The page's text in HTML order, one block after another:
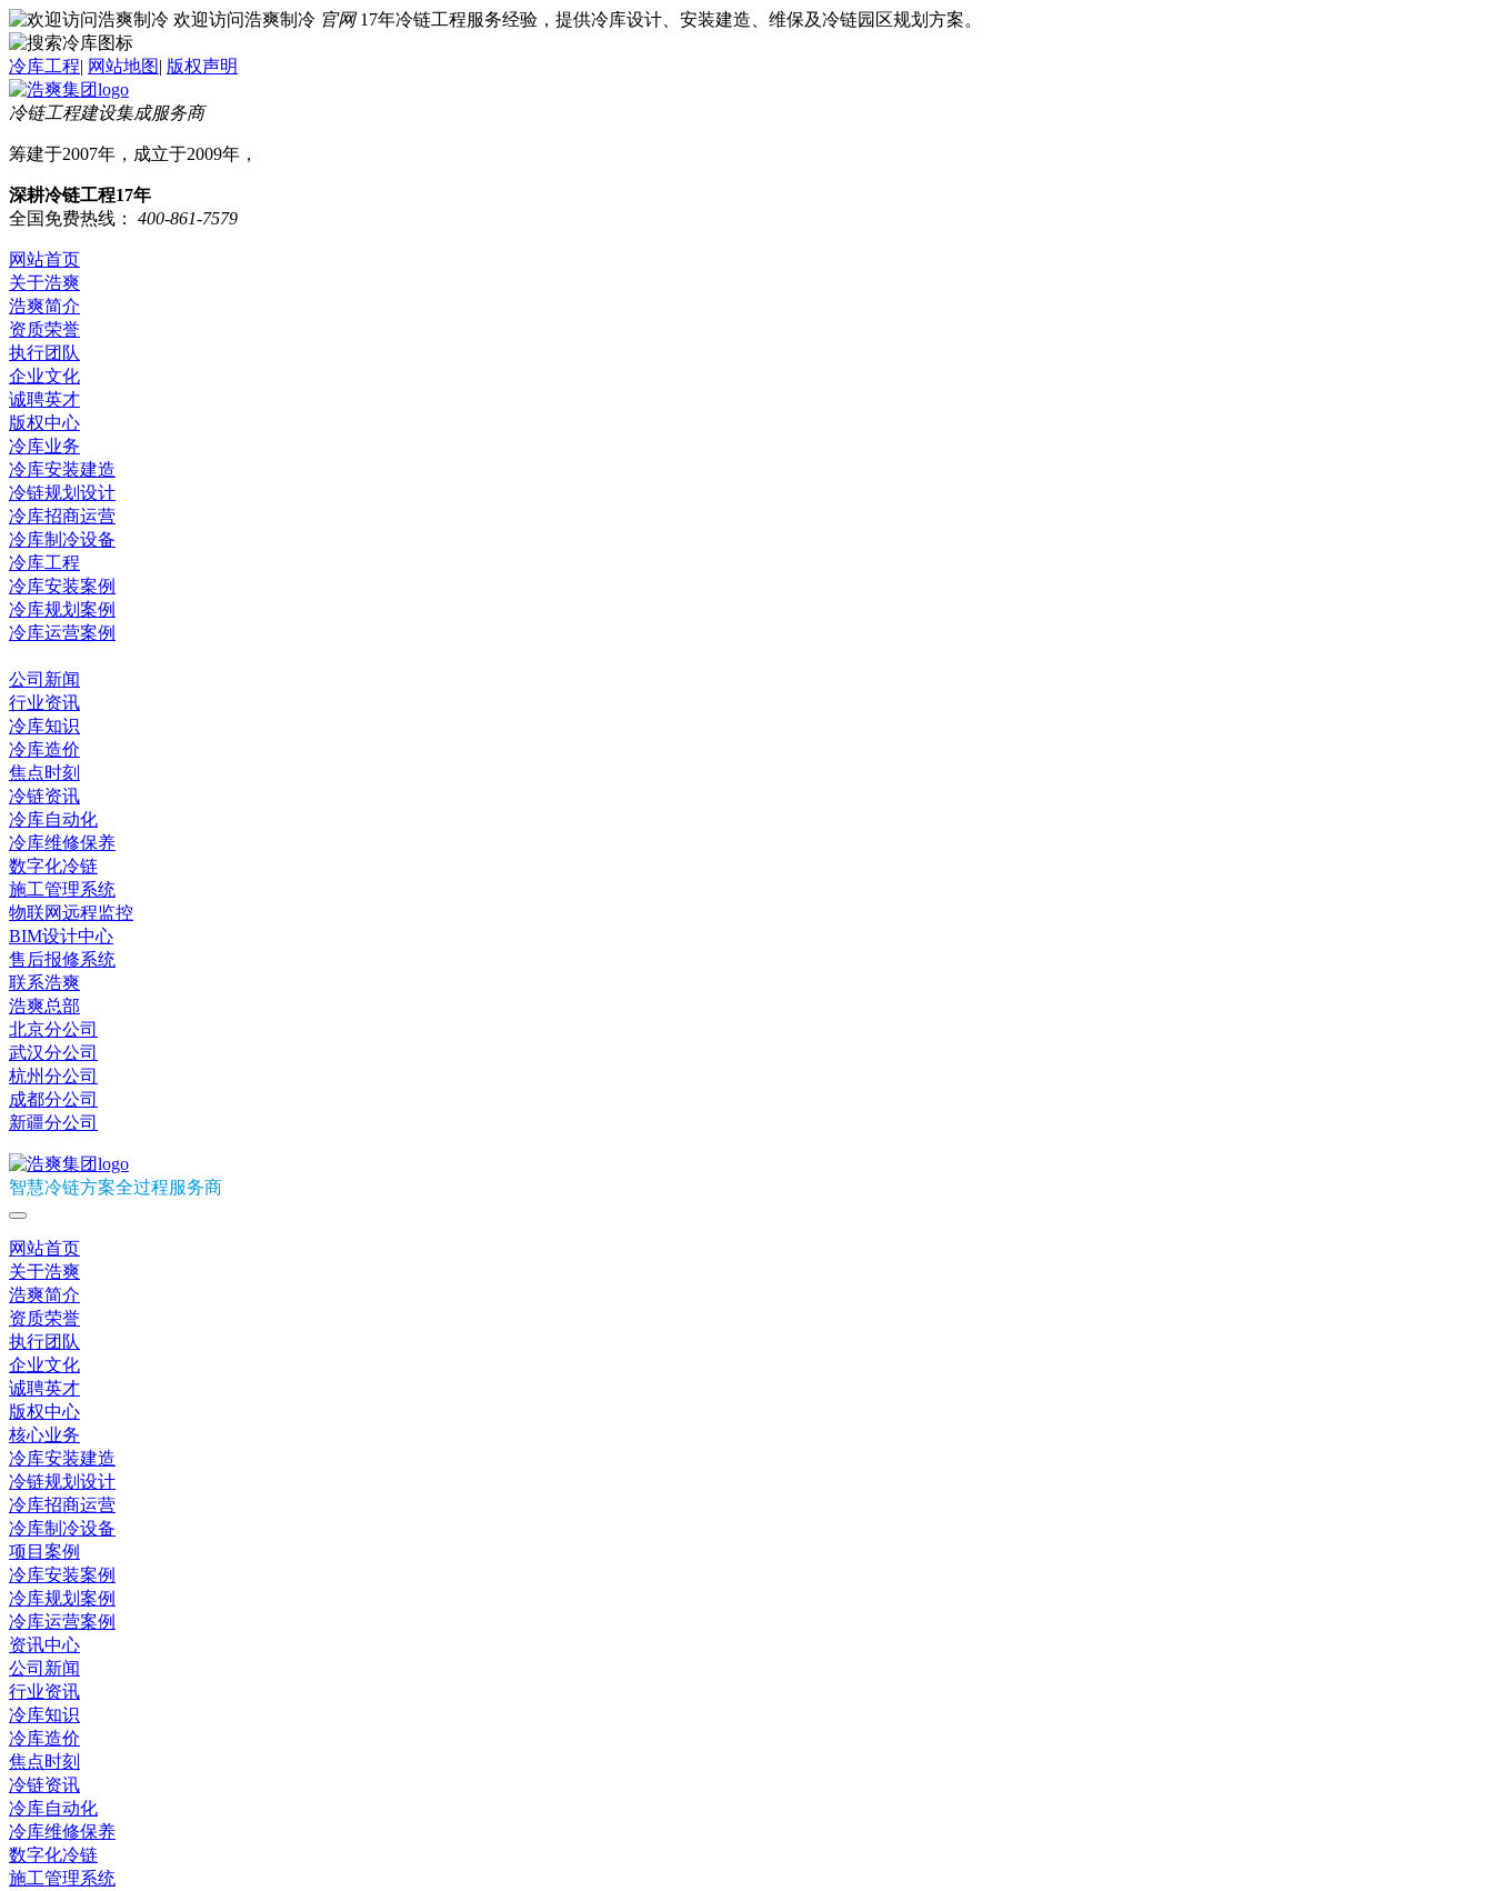
欢迎访问浩爽制冷 官网 17年冷链工程服务经验，提供冷库设计、安装建造、维保及冷链园区规划方案。
冷库工程| 网站地图| 版权声明
冷链工程建设集成服务商
筹建于2007年，成立于2009年，
深耕冷链工程17年
全国免费热线：
400-861-7579
网站首页
关于浩爽
浩爽简介
资质荣誉
执行团队
企业文化
诚聘英才
版权中心
冷库业务
冷库安装建造
冷链规划设计
冷库招商运营
冷库制冷设备
冷库工程
冷库安装案例
冷库规划案例
冷库运营案例
公司新闻
行业资讯
冷库知识
冷库造价
焦点时刻
冷链资讯
冷库自动化
冷库维修保养
数字化冷链
施工管理系统
物联网远程监控
BIM设计中心
售后报修系统
联系浩爽
浩爽总部
北京分公司
武汉分公司
杭州分公司
成都分公司
新疆分公司
智慧冷链方案全过程服务商
网站首页
关于浩爽
浩爽简介
资质荣誉
执行团队
企业文化
诚聘英才
版权中心
核心业务
冷库安装建造
冷链规划设计
冷库招商运营
冷库制冷设备
项目案例
冷库安装案例
冷库规划案例
冷库运营案例
资讯中心
公司新闻
行业资讯
冷库知识
冷库造价
焦点时刻
冷链资讯
冷库自动化
冷库维修保养
数字化冷链
施工管理系统